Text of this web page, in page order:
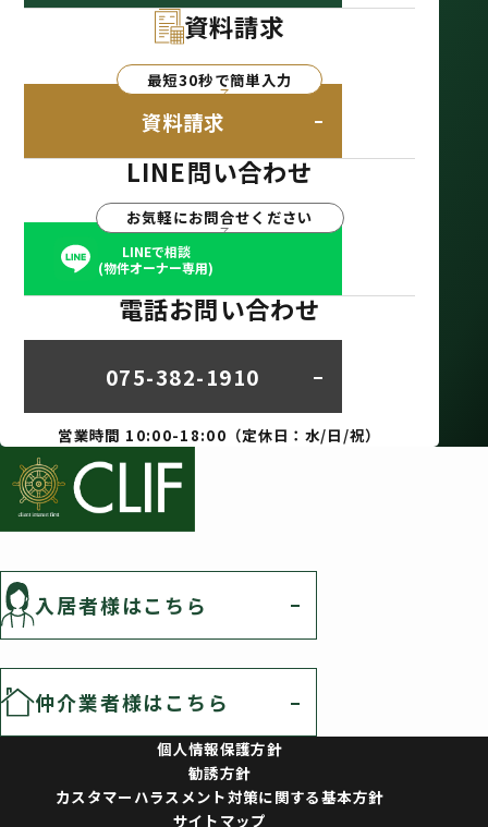
資料請求
最短30秒で簡単入力
資料請求
LINE問い合わせ
お気軽にお問合せください
LINEで相談
(物件オーナー専用)
電話お問い合わせ
075-382-1910
営業時間 10:00-18:00（定休日：水/日/祝）
入居者様はこちら
仲介業者様はこちら
個人情報保護方針
勧誘方針
カスタマーハラスメント対策に関する基本方針
サイトマップ